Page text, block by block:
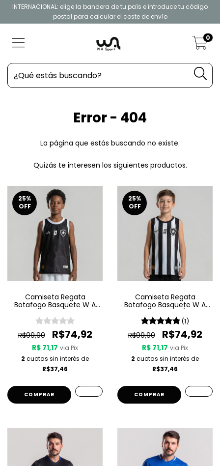
INTERNACIONAL: elige la bandera de tu país e introduce tu código
postal para calcular el coste de envío
0
Error - 404
La página que estás buscando no existe.
Quizás te interesen los siguientes productos.
25%
OFF
Camiseta Regata
Botafogo Basquete W A
R$99,90 R$74,92
R$ 71,17 via Pix
2 cuotas sin interés de
R$37,46
COMPRAR
25%
OFF
Camiseta Regata
Botafogo Basquete W A
Listrada (1)
R$99,90 R$74,92
R$ 71,17 via Pix
2 cuotas sin interés de
R$37,46
COMPRAR